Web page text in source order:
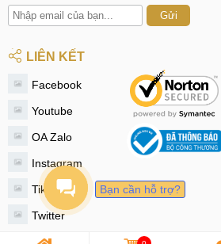
Gửi
LIÊN KẾT
Facebook
Youtube
OA Zalo
Instagram
Tiktok
Twitter
Bạn cần hỗ trợ?